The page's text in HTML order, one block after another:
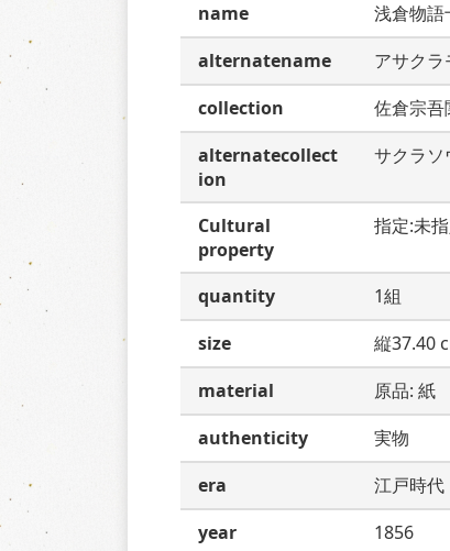
name
浅倉物語
alternatename
アサクラ
collection
佐倉宗吾
alternatecollect
ion
サクラソ
Cultural
property
指定:未
quantity
1組
size
縦37.40
material
原品: 紙
authenticity
実物
era
江戸時代
year
1856